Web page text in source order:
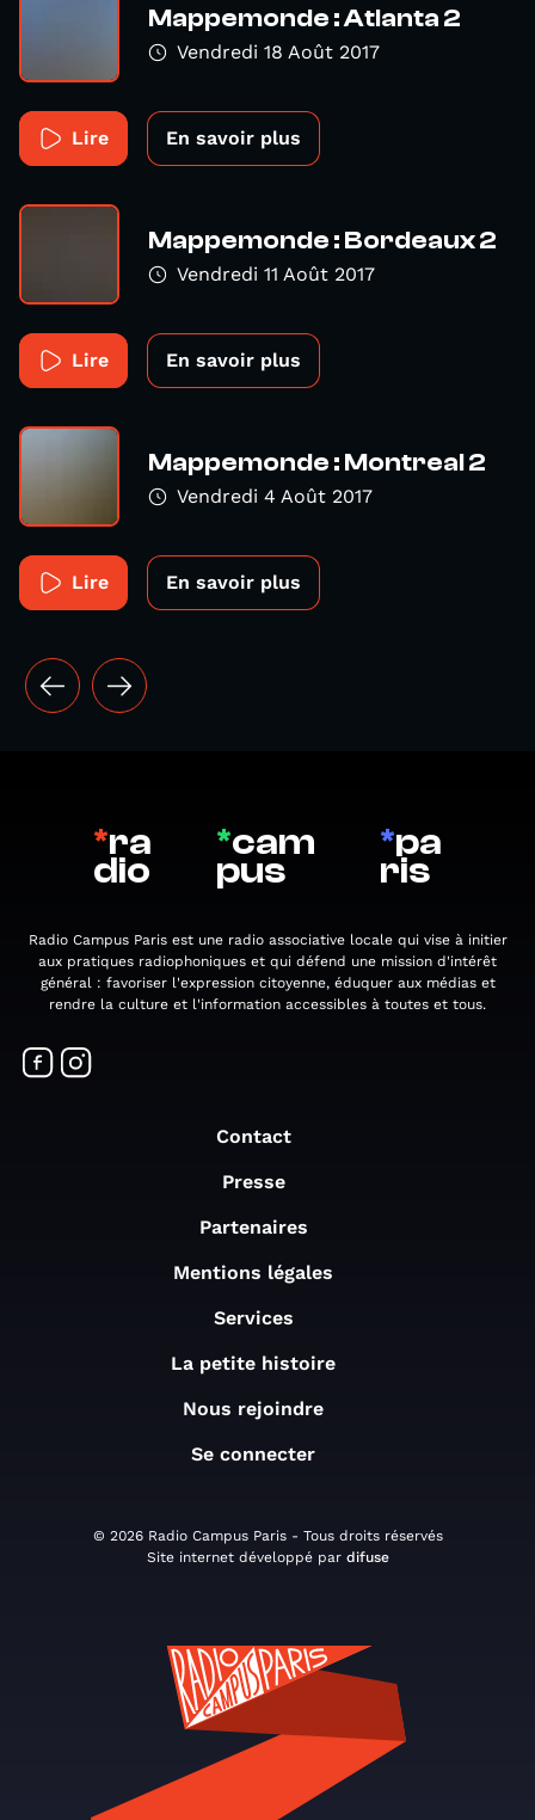
Mappemonde : Atlanta 2
Vendredi 18 Août 2017
Lire En savoir plus
Mappemonde : Bordeaux 2
Vendredi 11 Août 2017
Lire En savoir plus
Mappemonde : Montreal 2
Vendredi 4 Août 2017
Lire En savoir plus
*ra
dio
*cam
pus
*pa
ris
Radio Campus Paris est une radio associative locale qui vise à initier
aux pratiques radiophoniques et qui défend une mission d'intérêt
général : favoriser l'expression citoyenne, éduquer aux médias et
rendre la culture et l'information accessibles à toutes et tous.
Contact
Presse
Partenaires
Mentions légales
Services
La petite histoire
Nous rejoindre
Se connecter
© 2026 Radio Campus Paris - Tous droits réservés
Site internet développé par difuse